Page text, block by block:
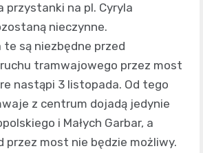
przystanki na pl. Cyryla
nieczynne.
są niezbędne przed
tramwajowego przez most
nastąpi 3 listopada. Od tego
z centrum dojadą jedynie
i Małych Garbar, a
przez most nie będzie możliwy.